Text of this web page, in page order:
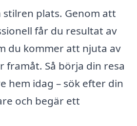
plats. Genom att
får du resultat av
du kommer att njuta av
framåt. Så börja din resa
hem idag – sök efter din
och begär ett